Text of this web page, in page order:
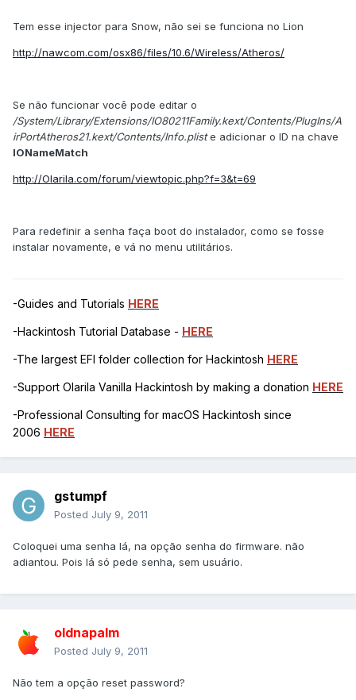
Tem esse injector para Snow, não sei se funciona no Lion
http://nawcom.com/osx86/files/10.6/Wireless/Atheros/
Se não funcionar você pode editar o
/System/Library/Extensions/IO80211Family.kext/Contents/PlugIns/A
irPortAtheros21.kext/Contents/Info.pliste adicionar o ID na chave
IONameMatch
http://Olarila.com/forum/viewtopic.php?f=3&t=69
Para redefinir a senha faça boot do instalador, como se fosse
instalar novamente, e vá no menu utilitários.
-Guides and Tutorials HERE
-Hackintosh Tutorial Database - HERE
-The largest EFI folder collection for Hackintosh HERE
-Support Olarila Vanilla Hackintosh by making a donation HERE
-Professional Consulting for macOS Hackintosh since
2006 HERE
gstumpf
Posted July 9, 2011
Coloquei uma senha lá, na opção senha do firmware. não
adiantou. Pois lá só pede senha, sem usuário.
oldnapalm
Posted July 9, 2011
Não tem a opção reset password?